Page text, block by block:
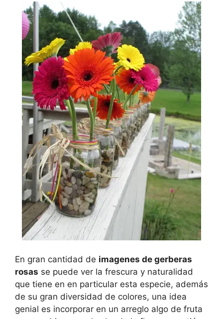
En gran cantidad de imagenes de gerberas
rosas se puede ver la frescura y naturalidad
que tiene en en particular esta especie, además
de su gran diversidad de colores, una idea
genial es incorporar en un arreglo algo de fruta